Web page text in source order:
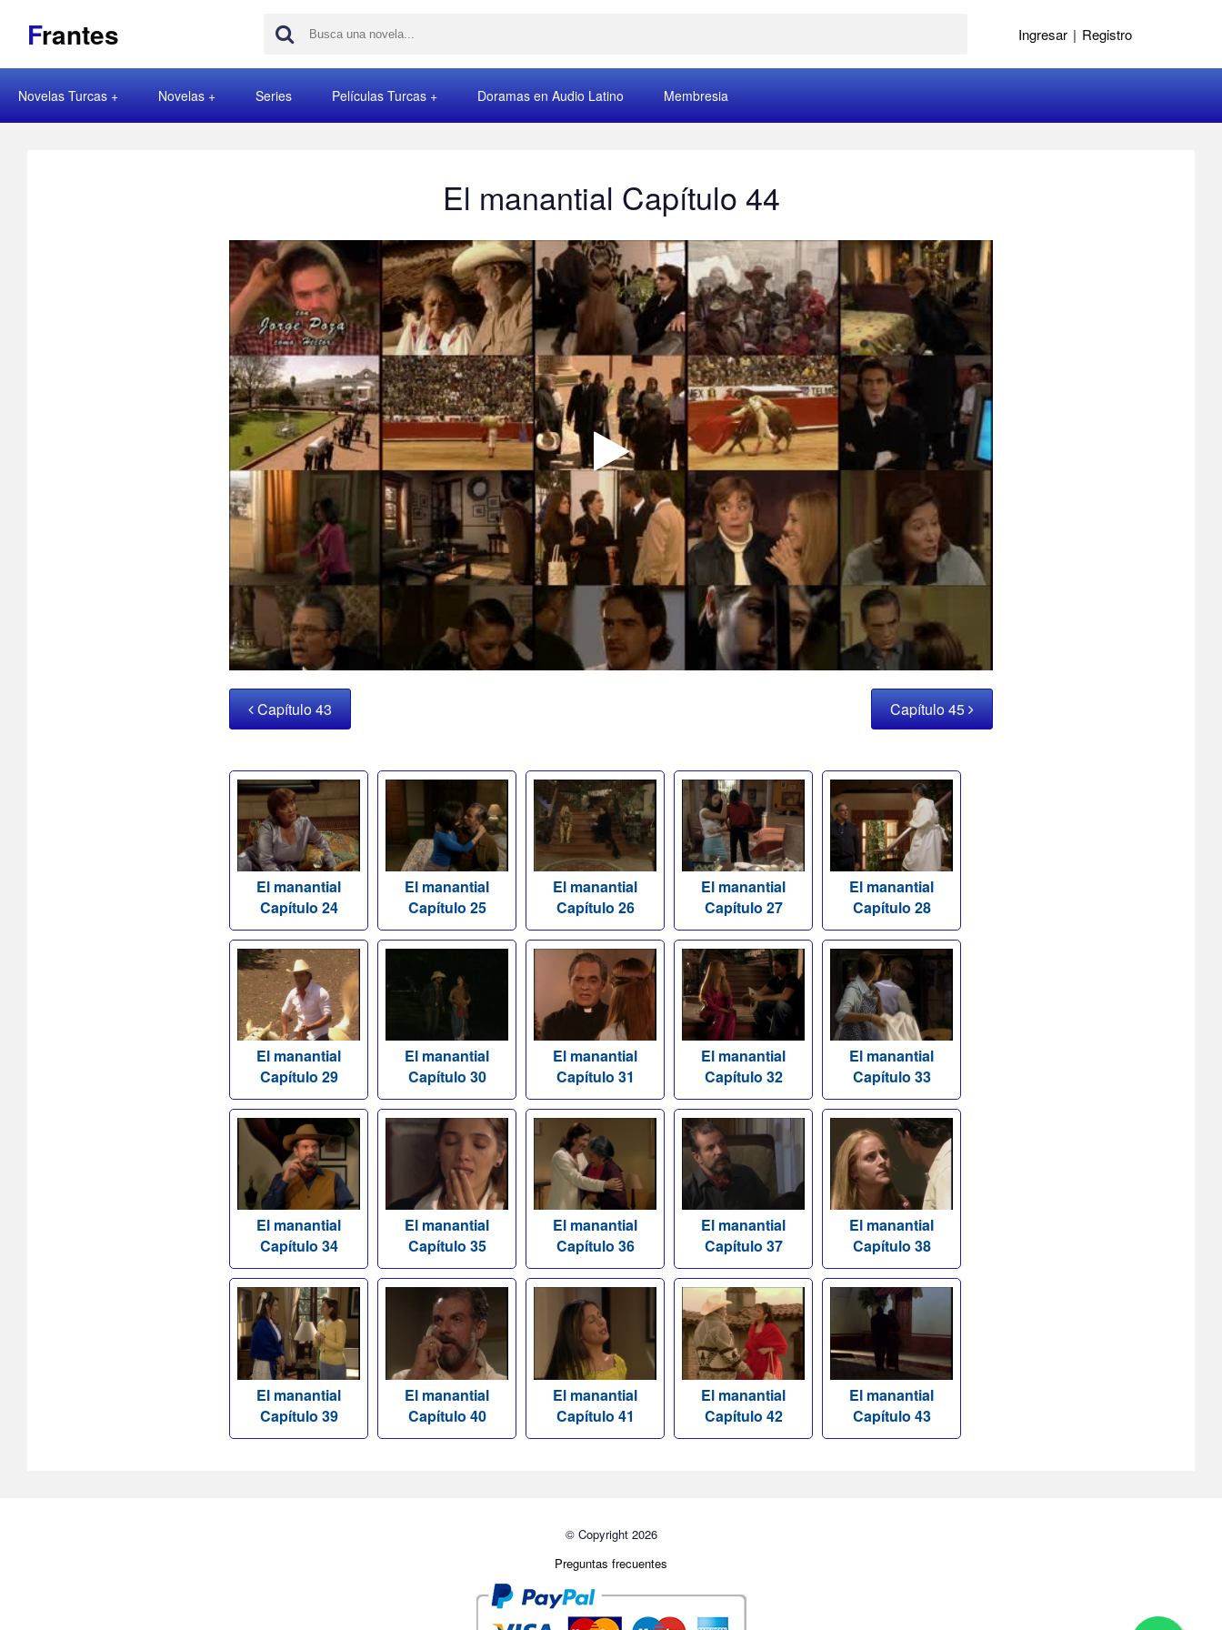
Frantes Ingresar | Registro
Novelas Turcas Novelas Series Películas Turcas Doramas en Audio Latino Membresia
El manantial Capítulo 44
Capítulo 43 Capítulo 45
El manantial
Capítulo 24
El manantial
Capítulo 25
El manantial
Capítulo 26
El manantial
Capítulo 27
El manantial
Capítulo 28
El manantial
Capítulo 29
El manantial
Capítulo 30
El manantial
Capítulo 31
El manantial
Capítulo 32
El manantial
Capítulo 33
El manantial
Capítulo 34
El manantial
Capítulo 35
El manantial
Capítulo 36
El manantial
Capítulo 37
El manantial
Capítulo 38
El manantial
Capítulo 39
El manantial
Capítulo 40
El manantial
Capítulo 41
El manantial
Capítulo 42
El manantial
Capítulo 43
© Copyright 2026
Preguntas frecuentes